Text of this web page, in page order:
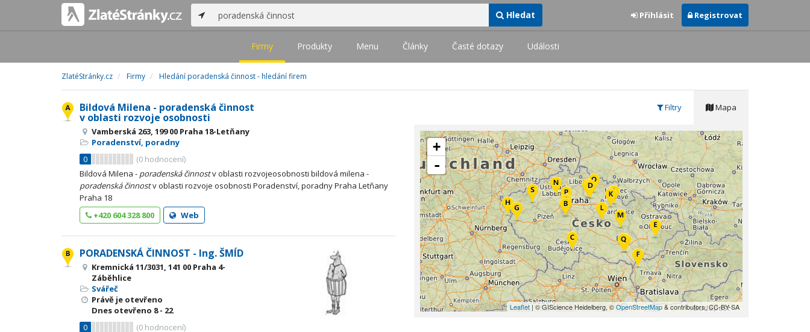
Hledat Přihlásit Registrovat
Firmy Produkty Menu Články Časté dotazy Události
ZlatéStránky.cz Firmy Hledání poradenská činnost - hledání firem
Bildová Milena - poradenská činnost
v oblasti rozvoje osobnosti
Vamberská 263, 199 00 Praha 18-Letňany
Poradenství, poradny
0
(0 hodnocení)
Bildová Milena - poradenská činnostv oblasti rozvojeosobnosti bildová milena -
poradenská činnostv oblasti rozvoje osobnosti Poradenství, poradny Praha Letňany
Praha 18
+420 604 328 800
Web
PORADENSKÁ ČINNOST - Ing. ŠMÍD
Kremnická 11/3031, 141 00 Praha 4-
Záběhlice
Svářeč
Právě je otevřeno
Dnes otevřeno 8 - 22
0
(0 hodnocení)
Mapa
Filtry
+
-
Leaflet| © GIScience Heidelberg, ©OpenStreetMap& contributors, CC-BY-SA